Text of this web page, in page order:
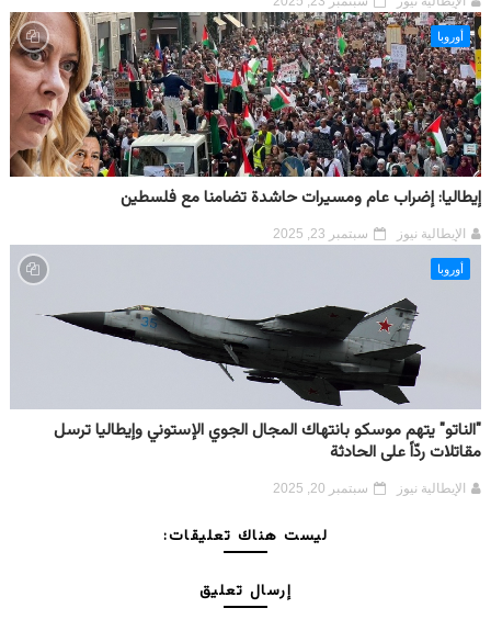
أوروبا
إيطاليا: إضراب عام ومسيرات حاشدة تضامنا مع فلسطين
الإيطالية نيوز سبتمبر 23, 2025
أوروبا
"الناتو" يتهم موسكو بانتهاك المجال الجوي الإستوني وإيطاليا ترسل
مقاتلات ردّاً على الحادثة
الإيطالية نيوز سبتمبر 20, 2025
ليست هناك تعليقات:
إرسال تعليق